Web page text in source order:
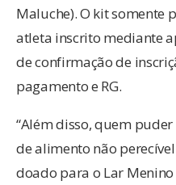
Maluche). O kit somente
atleta inscrito mediante
de confirmação de
pagamento e RG.
“Além disso, quem
de alimento não
doado para o Lar